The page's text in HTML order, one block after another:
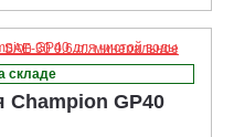
складе
Champion GP40